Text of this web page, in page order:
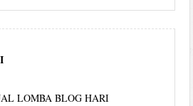
LOMBA BLOG HARI